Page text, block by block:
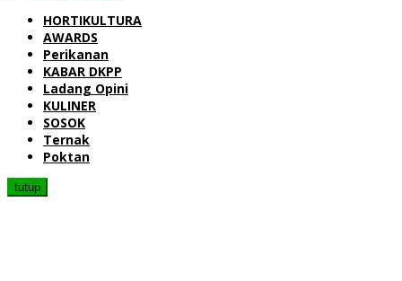
HORTIKULTURA
AWARDS
Perikanan
KABAR DKPP
Ladang Opini
KULINER
SOSOK
Ternak
Poktan
tutup